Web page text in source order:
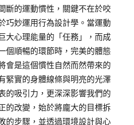
斷的運動慣性，關鍵不在於咬
巧妙運用行為設計學。當運動
大心理能量的「任務」，而成
個順暢的環節時，完美的體態
會是這個慣性自然而然帶來的
緊實的身體線條與明亮的光澤
的吸引力，更深深影響我們的
的改變，始於將龐大的目標拆
的步驟，並透過環境設計與心